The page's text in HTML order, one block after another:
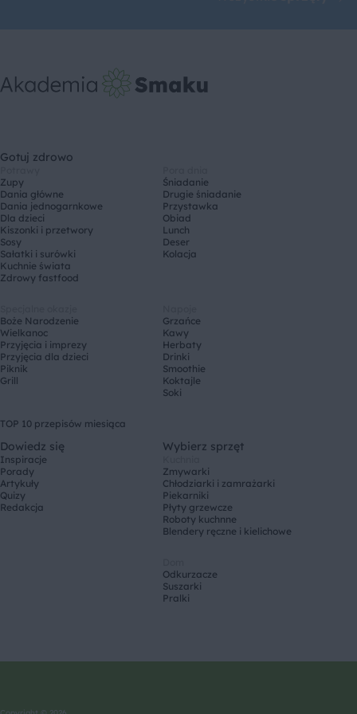
Gotuj zdrowo
Zupy
Dania główne
Dania jednogarnkowe
Dla dzieci
Kiszonki i przetwory
Sosy
Sałatki i surówki
Kuchnie świata
Zdrowy fastfood
Śniadanie
Drugie śniadanie
Przystawka
Obiad
Lunch
Deser
Kolacja
Boże Narodzenie
Wielkanoc
Przyjęcia i imprezy
Przyjęcia dla dzieci
Piknik
Grill
Grzańce
Kawy
Herbaty
Drinki
Smoothie
Koktajle
Soki
TOP 10 przepisów miesiąca
Dowiedz się
Inspiracje
Porady
Artykuły
Quizy
Redakcja
Wybierz sprzęt
Zmywarki
Chłodziarki i zamrażarki
Piekarniki
Płyty grzewcze
Roboty kuchnne
Blendery ręczne i kielichowe
Odkurzacze
Suszarki
Pralki